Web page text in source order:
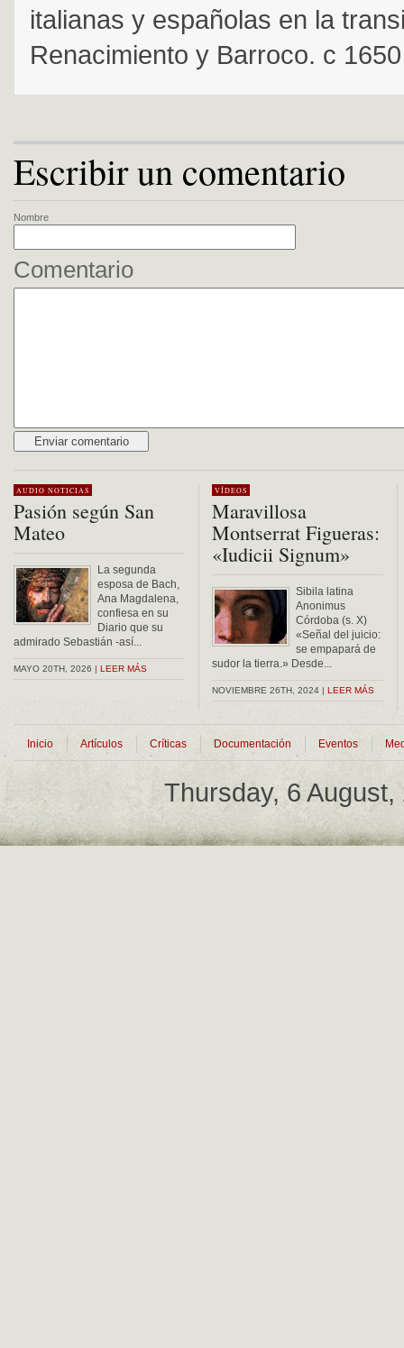
italianas y españolas en la
Renacimiento y Barroco. c 1650
Escribir un comentario
Nombre
Comentario
AUDIO NOTICIAS
Pasión según San
Mateo
La segunda
esposa de Bach,
Ana Magdalena,
confiesa en su
Diario que su
admirado Sebastián -así...
MAYO 20TH, 2026 | LEER MÁS
VÍDEOS
Maravillosa
Montserrat Figueras:
«Iudicii Signum»
Sibila latina
Anonimus
Córdoba (s. X)
«Señal del juicio:
se empapará de
sudor la tierra.» Desde...
NOVIEMBRE 26TH, 2024 | LEER MÁS
Inicio Artículos Críticas Documentación Eventos
Thursday, 6